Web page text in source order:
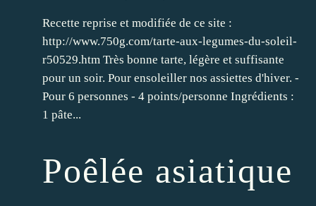
Recette reprise et modifiée de ce site :
http://www.750g.com/tarte-aux-legumes-du-soleil-
r50529.htm Très bonne tarte, légère et suffisante
pour un soir. Pour ensoleiller nos assiettes d'hiver. -
Pour 6 personnes - 4 points/personne Ingrédients :
1 pâte...
Poêlée asiatique